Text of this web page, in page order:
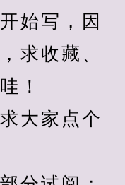
始写，因
求收藏、
！
大家点个